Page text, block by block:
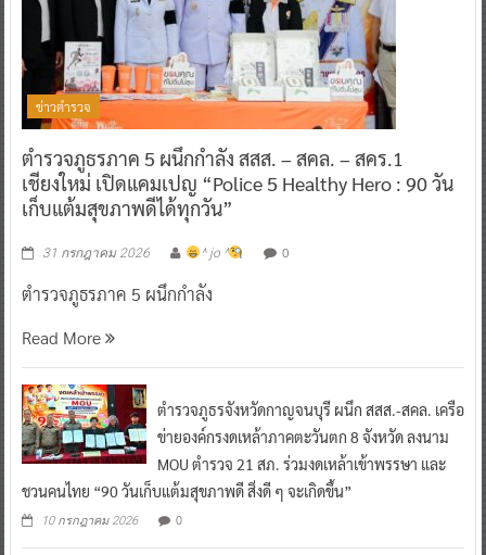
ข่าวตำรวจ
ตำรวจภูธรภาค 5 ผนึกกำลัง สสส. – สคล. – สคร.1
เชียงใหม่ เปิดแคมเปญ “Police 5 Healthy Hero : 90 วัน
เก็บแต้มสุขภาพดีได้ทุกวัน”
31 กรกฎาคม 2026 ^ jo ^ 0
ตำรวจภูธรภาค 5 ผนึกกำลัง
Read More
ตำรวจภูธรจังหวัดกาญจนบุรี ผนึก สสส.-สคล. เครือ
ข่ายองค์กรงดเหล้าภาคตะวันตก 8 จังหวัด ลงนาม
MOU ตำรวจ 21 สภ. ร่วมงดเหล้าเข้าพรรษา และ
ชวนคนไทย “90 วันเก็บแต้มสุขภาพดี สิ่งดี ๆ จะเกิดขึ้น”
10 กรกฎาคม 2026 0